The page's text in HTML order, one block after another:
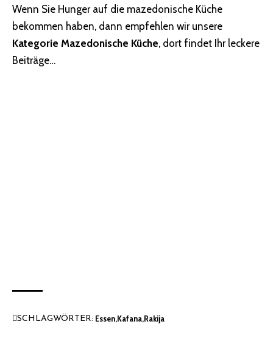
Wenn Sie Hunger auf die mazedonische Küche
bekommen haben, dann empfehlen wir unsere
Kategorie Mazedonische Küche, dort findet Ihr leckere
Beiträge…
SCHLAGWÖRTER: Essen Kafana Rakija